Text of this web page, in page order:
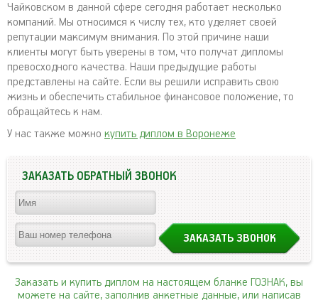
Чайковском в данной сфере сегодня работает несколько
компаний. Мы относимся к числу тех, кто уделяет своей
репутации максимум внимания. По этой причине наши
клиенты могут быть уверены в том, что получат дипломы
превосходного качества. Наши предыдущие работы
представлены на сайте. Если вы решили исправить свою
жизнь и обеспечить стабильное финансовое положение, то
обращайтесь к нам.
У нас также можно купить диплом в Воронеже
ЗАКАЗАТЬ ОБРАТНЫЙ ЗВОНОК
Заказать и купить диплом на настоящем бланке ГОЗНАК, вы
можете на сайте, заполнив анкетные данные, или написав